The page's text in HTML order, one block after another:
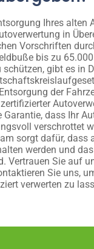
Ihres alten
in
Vorschriften
bis zu
schützen, gibt es in
der
Garantie, dass Ihr
verschrottet
sorgt dafür, dass
werden und
Vertrauen Sie auf
Sie uns,
verwerten zu